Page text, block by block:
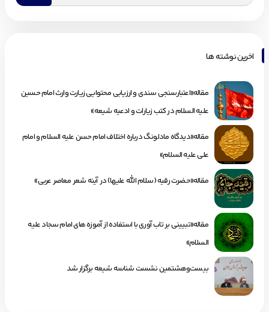
اخرین نوشته ها
مقاله«اعتبارسنجی سندی و ارزیابی محتوایی زیارت وارث امام حسین
علیه السلام در کتب زیارات و ادعیه شیعه»
مقاله«دیدگاه مادلونگ درباره اختلاف امام حسن علیه السلام و امام
علی علیه السلام»
مقاله«حضرت رقیه (سلام الله علیها) در آینه شعر معاصر عربی»
مقاله«تبیینی بر تاب آوری با استفاده از آموزه های امام سجاد علیه
السلام»
بیست‌وهشتمین نشست شناسه شیعه برگزار شد